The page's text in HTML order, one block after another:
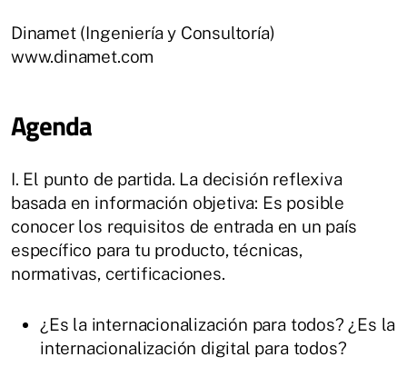
Dinamet (Ingeniería y Consultoría)
www.dinamet.com
Agenda
I. El punto de partida. La decisión reflexiva
basada en información objetiva: Es posible
conocer los requisitos de entrada en un país
específico para tu producto, técnicas,
normativas, certificaciones.
¿Es la internacionalización para todos? ¿Es la
internacionalización digital para todos?